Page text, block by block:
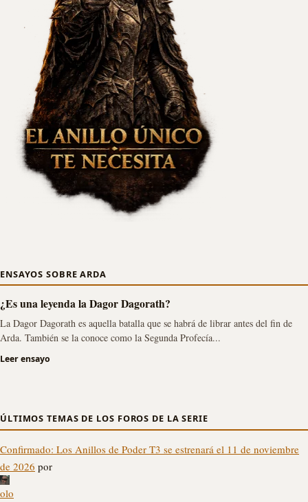
ENSAYOS SOBRE ARDA
¿Es una leyenda la Dagor Dagorath?
La Dagor Dagorath es aquella batalla que se habrá de librar antes del fin de
Arda. También se la conoce como la Segunda Profecía...
Leer ensayo
ÚLTIMOS TEMAS DE LOS FOROS DE LA SERIE
Confirmado: Los Anillos de Poder T3 se estrenará el 11 de noviembre
de 2026 por
olo